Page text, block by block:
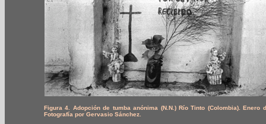
Figura 4. Adopción de tumba anónima (N.N.) Río Tinto (Colombia). Enero
Fotografía por Gervasio Sánchez.